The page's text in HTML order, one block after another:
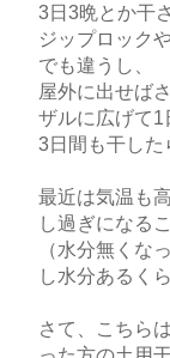
3日3晩とか干
ジップロック
でも違うし、
屋外に出せば
ザルに広げて1
3日間も干した
最近は気温も
し過ぎになる
（水分無くな
し水分あるく
さて、こちら